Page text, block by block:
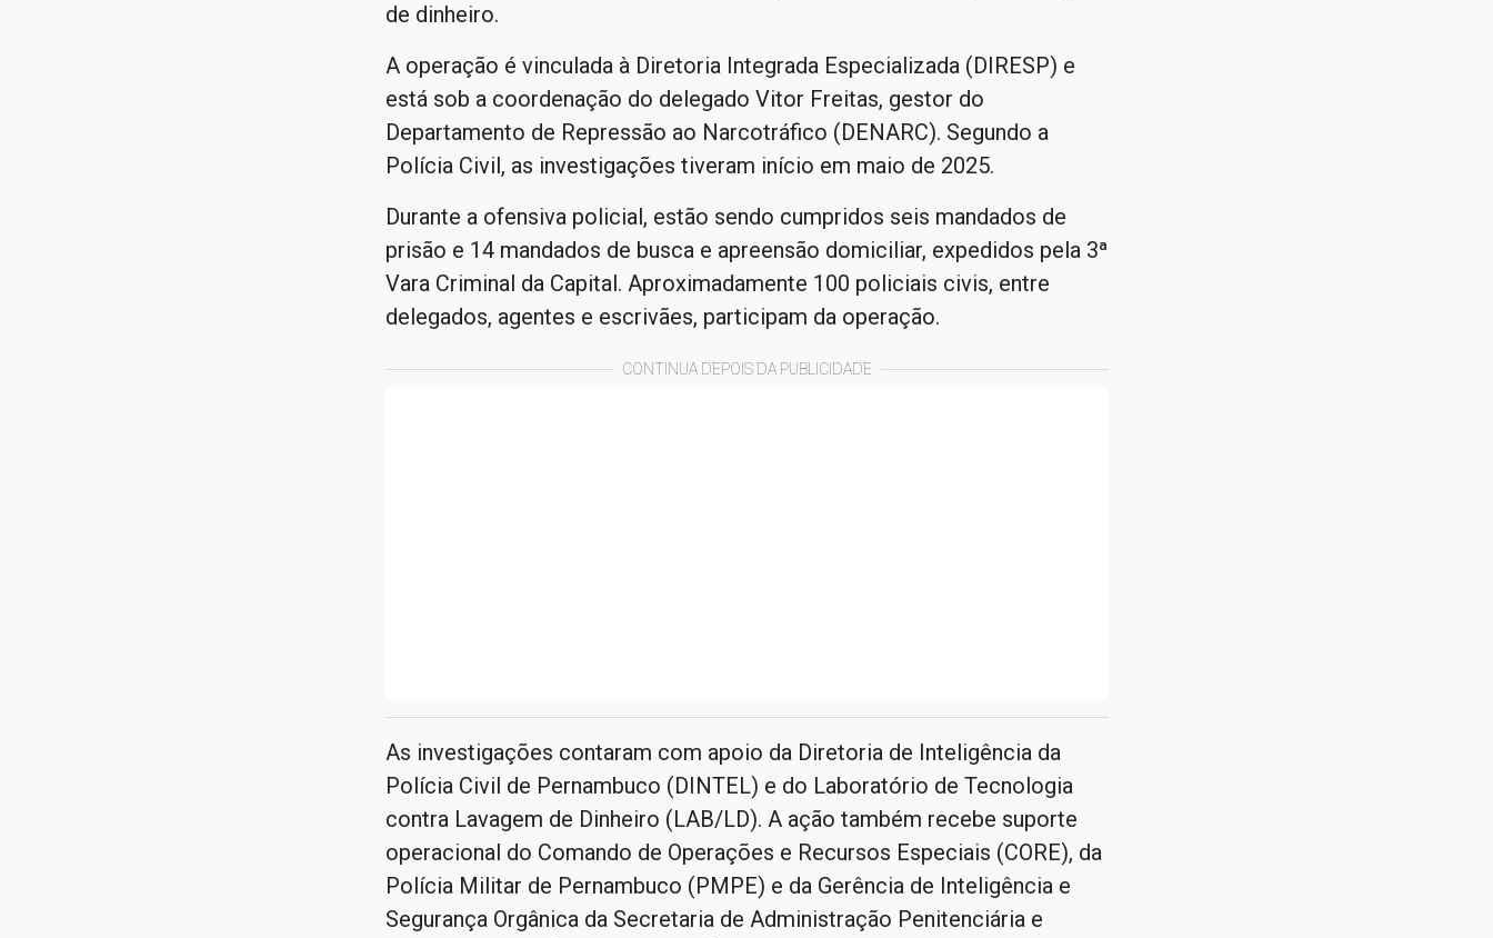
de dinheiro.
A operação é vinculada à Diretoria Integrada Especializada (DIRESP) e
está sob a coordenação do delegado Vitor Freitas, gestor do
Departamento de Repressão ao Narcotráfico (DENARC). Segundo a
Polícia Civil, as investigações tiveram início em maio de 2025.
Durante a ofensiva policial, estão sendo cumpridos seis mandados de
prisão e 14 mandados de busca e apreensão domiciliar, expedidos pela 3ª
Vara Criminal da Capital. Aproximadamente 100 policiais civis, entre
delegados, agentes e escrivães, participam da operação.
CONTINUA DEPOIS DA PUBLICIDADE
As investigações contaram com apoio da Diretoria de Inteligência da
Polícia Civil de Pernambuco (DINTEL) e do Laboratório de Tecnologia
contra Lavagem de Dinheiro (LAB/LD). A ação também recebe suporte
operacional do Comando de Operações e Recursos Especiais (CORE), da
Polícia Militar de Pernambuco (PMPE) e da Gerência de Inteligência e
Segurança Orgânica da Secretaria de Administração Penitenciária e